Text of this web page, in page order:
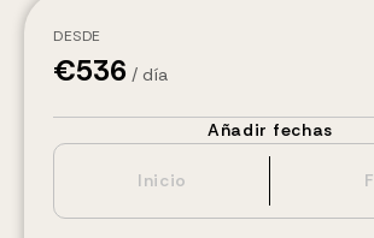
DESDE
€536 / día
Añadir fechas